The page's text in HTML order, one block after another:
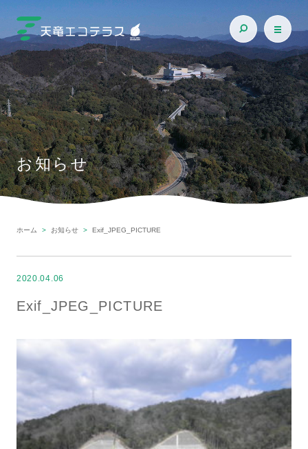
お知らせ
ホーム お知らせ Exif_JPEG_PICTURE
2020.04.06
Exif_JPEG_PICTURE